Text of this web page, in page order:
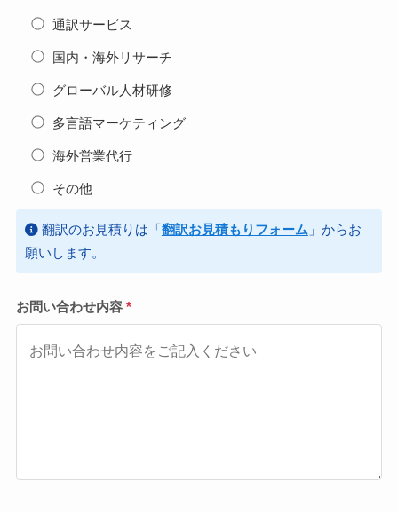
通訳サービス
国内・海外リサーチ
グローバル人材研修
多言語マーケティング
海外営業代行
その他
翻訳のお見積りは「 翻訳お見積もりフォーム 」からお
願いします。
お問い合わせ内容*